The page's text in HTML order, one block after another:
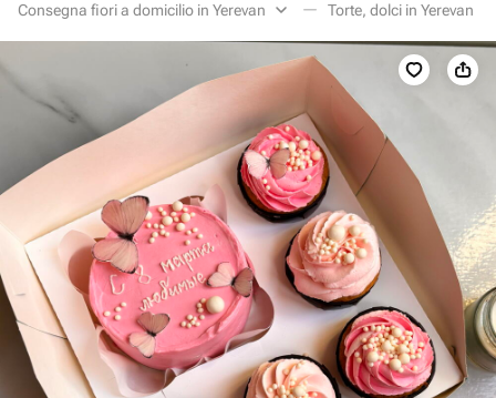
Consegna fiori a domicilio in Yerevan Torte, dolci in Yerevan